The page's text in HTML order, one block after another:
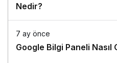
Nedir?
7 ay önce
Google Bilgi Paneli